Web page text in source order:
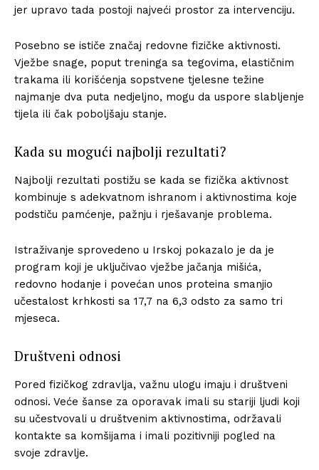
jer upravo tada postoji najveći prostor za intervenciju.
Posebno se ističe značaj redovne fizičke aktivnosti.
Vježbe snage, poput treninga sa tegovima, elastičnim
trakama ili korišćenja sopstvene tjelesne težine
najmanje dva puta nedjeljno, mogu da uspore slabljenje
tijela ili čak poboljšaju stanje.
Kada su mogući najbolji rezultati?
Najbolji rezultati postižu se kada se fizička aktivnost
kombinuje s adekvatnom ishranom i aktivnostima koje
podstiču pamćenje, pažnju i rješavanje problema.
Istraživanje sprovedeno u Irskoj pokazalo je da je
program koji je uključivao vježbe jačanja mišića,
redovno hodanje i povećan unos proteina smanjio
učestalost krhkosti sa 17,7 na 6,3 odsto za samo tri
mjeseca.
Društveni odnosi
Pored fizičkog zdravlja, važnu ulogu imaju i društveni
odnosi. Veće šanse za oporavak imali su stariji ljudi koji
su učestvovali u društvenim aktivnostima, održavali
kontakte sa komšijama i imali pozitivniji pogled na
svoje zdravlje.